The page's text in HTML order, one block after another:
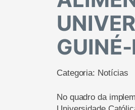
Categoria: Notícias
No quadro da